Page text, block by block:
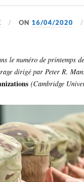
ON 16/04/2020
le numéro de printemps de
dirigé par Peter R.
(Cambridge